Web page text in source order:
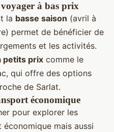
à bas prix
la basse saison (avril à
permet de bénéficier de
et les activités.
petits prix comme le
qui offre des options
de Sarlat.
économique
pour explorer les
mais aussi